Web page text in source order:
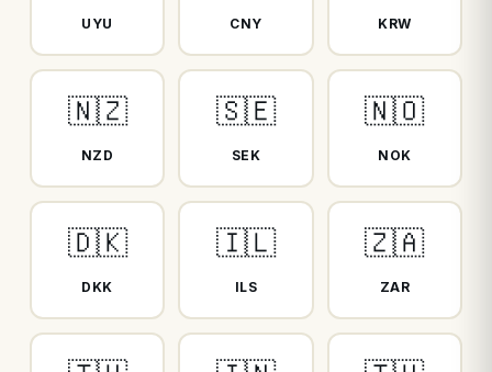
UYU CNY KRW
🇳🇿
NZD
🇸🇪
SEK
🇳🇴
NOK
🇩🇰
DKK
🇮🇱
ILS
🇿🇦
ZAR